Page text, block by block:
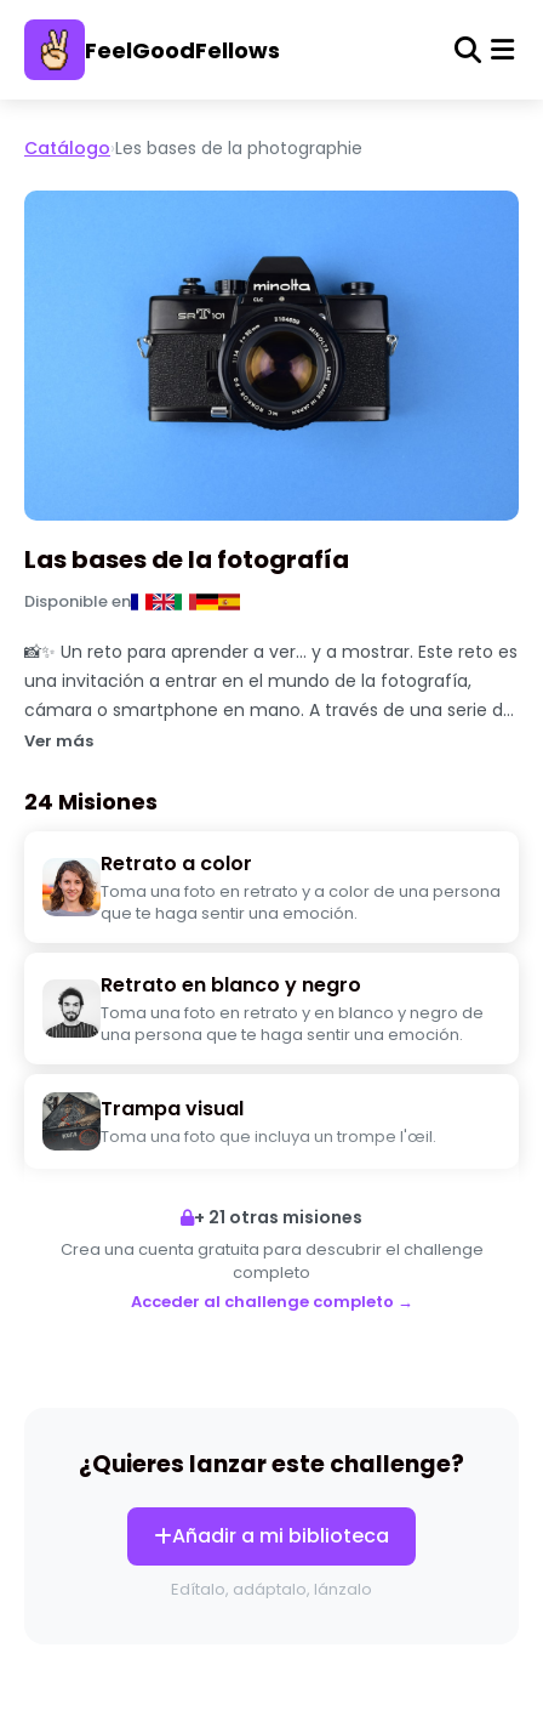
FeelGoodFellows
Catálogo›Les bases de la photographie
Las bases de la fotografía
Disponible en
📸✨ Un reto para aprender a ver… y a mostrar. Este reto es
una invitación a entrar en el mundo de la fotografía,
cámara o smartphone en mano. A través de una serie de
desafíos a cumplir en solitario, los participantes
formas: técnica (encuadre, luz, movimiento…), histórica
cultural (la fotografía como medio de expresión y
narración). Cada desafío tiene un objetivo claro: producir
una o más fotos. El tema es completamente libre:
detalles, movimientos… Todo puede volverse interesante,
siempre que cuente algo. Aquí, la foto no es solo una
imagen “exitosa”. Es una intención, una emoción, una
una limitación técnica o explorar una idea. Lo importante
es que la foto exprese algo o que el fotógrafo haya
tenido que reflexionar, probar, atreverse. Este reto está
que quieren afinar su mirada. No se necesita equipo
para aprender, experimentar… y sobre todo ver el mundo
de manera diferente 👀✨
Ver más
24 Misiones
Retrato a color
Toma una foto en retrato y a color de una persona
que te haga sentir una emoción.
Retrato en blanco y negro
Toma una foto en retrato y en blanco y negro de
una persona que te haga sentir una emoción.
Trampa visual
Toma una foto que incluya un trompe l'œil.
+ 21 otras misiones
Crea una cuenta gratuita para descubrir el challenge
completo
Acceder al challenge completo →
¿Quieres lanzar este challenge?
Añadir a mi biblioteca
Edítalo, adáptalo, lánzalo